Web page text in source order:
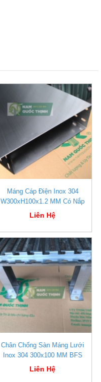
Máng Cáp Điện Inox 304
W300xH100x1.2 MM Có Nắp
Liên Hệ
Chân Chống Sàn Máng Lưới
Inox 304 300x100 MM BFS
Liên Hệ